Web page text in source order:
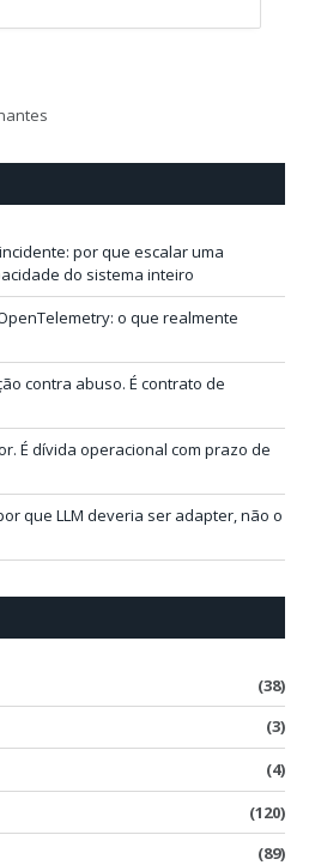
por que escalar uma
do sistema inteiro
o que realmente
contra abuso. É contrato de
É dívida operacional com prazo de
que LLM deveria ser adapter, não o
(38)
(3)
(4)
(120)
(89)